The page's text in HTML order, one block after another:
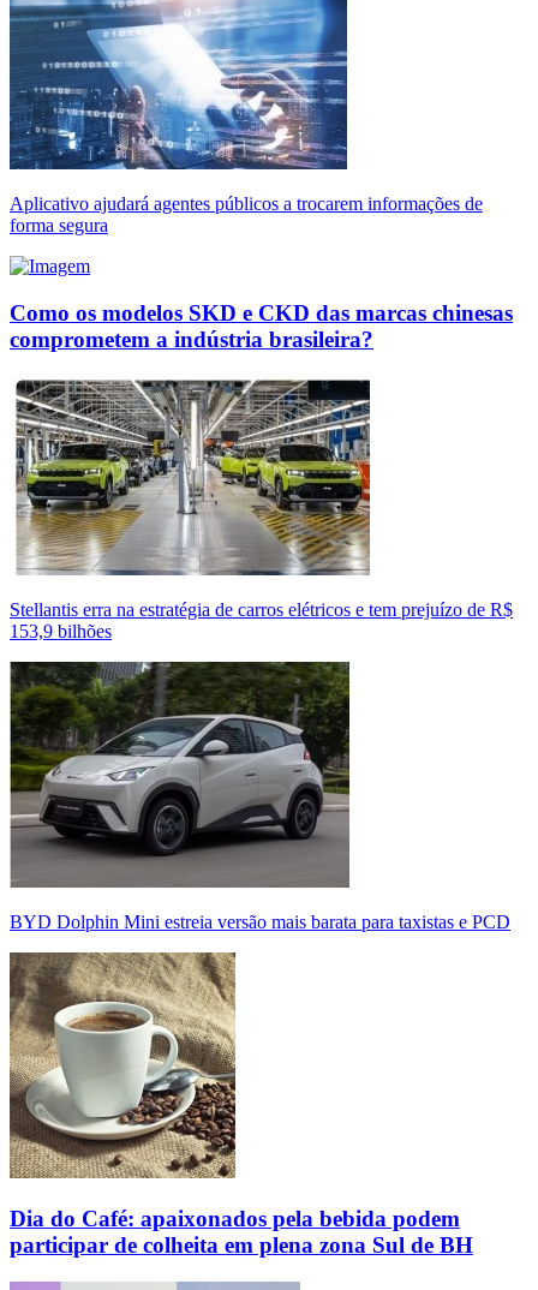
Aplicativo ajudará agentes públicos a trocarem informações de
forma segura
Como os modelos SKD e CKD das marcas chinesas
comprometem a indústria brasileira?
Stellantis erra na estratégia de carros elétricos e tem prejuízo de R$
153,9 bilhões
BYD Dolphin Mini estreia versão mais barata para taxistas e PCD
Dia do Café: apaixonados pela bebida podem
participar de colheita em plena zona Sul de BH